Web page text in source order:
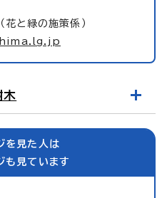
と緑の施策係）
木
を見た人は
も見ています